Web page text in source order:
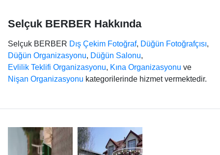
Selçuk BERBER Hakkında
Selçuk BERBER Dış Çekim Fotoğraf, Düğün Fotoğrafçısı,
Düğün Organizasyonu, Düğün Salonu,
Evlilik Teklifi Organizasyonu, Kına Organizasyonu ve
Nişan Organizasyonu kategorilerinde hizmet vermektedir.